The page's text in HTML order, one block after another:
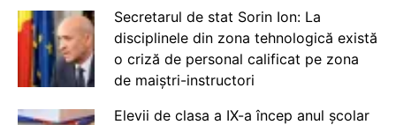
Secretarul de stat Sorin Ion: La
disciplinele din zona tehnologică există
o criză de personal calificat pe zona
de maiștri-instructori
Elevii de clasa a IX-a încep anul școlar